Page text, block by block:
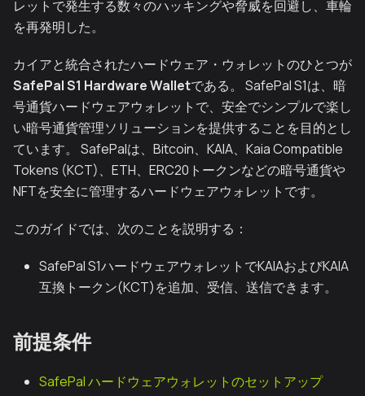
レットで発生する数々のハッキングや脅威を回避し、車輪
を再発明した。
カイアと統合されたハードウェア・ウォレットのひとつが
SafePal S1 Hardware Walletである。 SafePal S1は、暗
号通貨ハードウェアウォレットで、安全でシンプルで楽し
い暗号通貨管理ソリューションを提供することを目的とし
ています。 SafePalは、Bitcoin、KAIA、Kaia Compatible
Tokens (KCT)、ETH、ERC20トークンなどの暗号通貨や
NFTを安全に管理するハードウェアウォレットです。
このガイドでは、次のことを説明する：
SafePal S1ハードウェアウォレットでKAIAおよびKAIA
互換トークン(KCT)を追加、受信、送信できます。
前提条件
SafePal ハードウェアウォレットのセットアップ